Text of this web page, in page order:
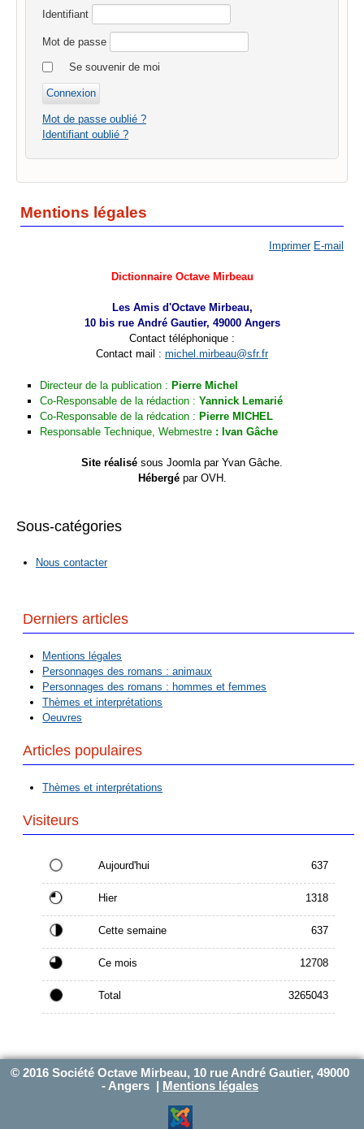
Identifiant
Mot de passe
Se souvenir de moi
Mot de passe oublié ?
Identifiant oublié ?
Mentions légales
Imprimer E-mail
Dictionnaire Octave Mirbeau
Les Amis d'Octave Mirbeau,
10 bis rue André Gautier, 49000 Angers
Contact téléphonique :
Contact mail : michel.mirbeau@sfr.fr
Directeur de la publication : Pierre Michel
Co-Responsable de la rédaction : Yannick Lemarié
Co-Responsable de la rédcation : Pierre MICHEL
Responsable Technique, Webmestre : Ivan Gâche
Site réalisé sous Joomla par Yvan Gâche.
Hébergépar OVH.
Sous-catégories
Nous contacter
Derniers articles
Mentions légales
Personnages des romans : animaux
Personnages des romans : hommes et femmes
Thèmes et interprétations
Oeuvres
Articles populaires
Thèmes et interprétations
Visiteurs
Aujourd'hui 637
Hier 1318
Cette semaine 637
Ce mois 12708
Total 3265043
© 2016 Société Octave Mirbeau, 10 rue André Gautier, 49000
- Angers |
Mentions légales